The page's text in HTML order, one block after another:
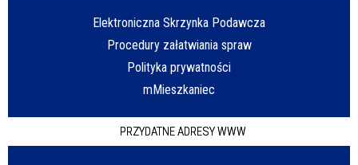
Elektroniczna Skrzynka Podawcza
Procedury załatwiania spraw
Polityka prywatności
mMieszkaniec
PRZYDATNE ADRESY WWW